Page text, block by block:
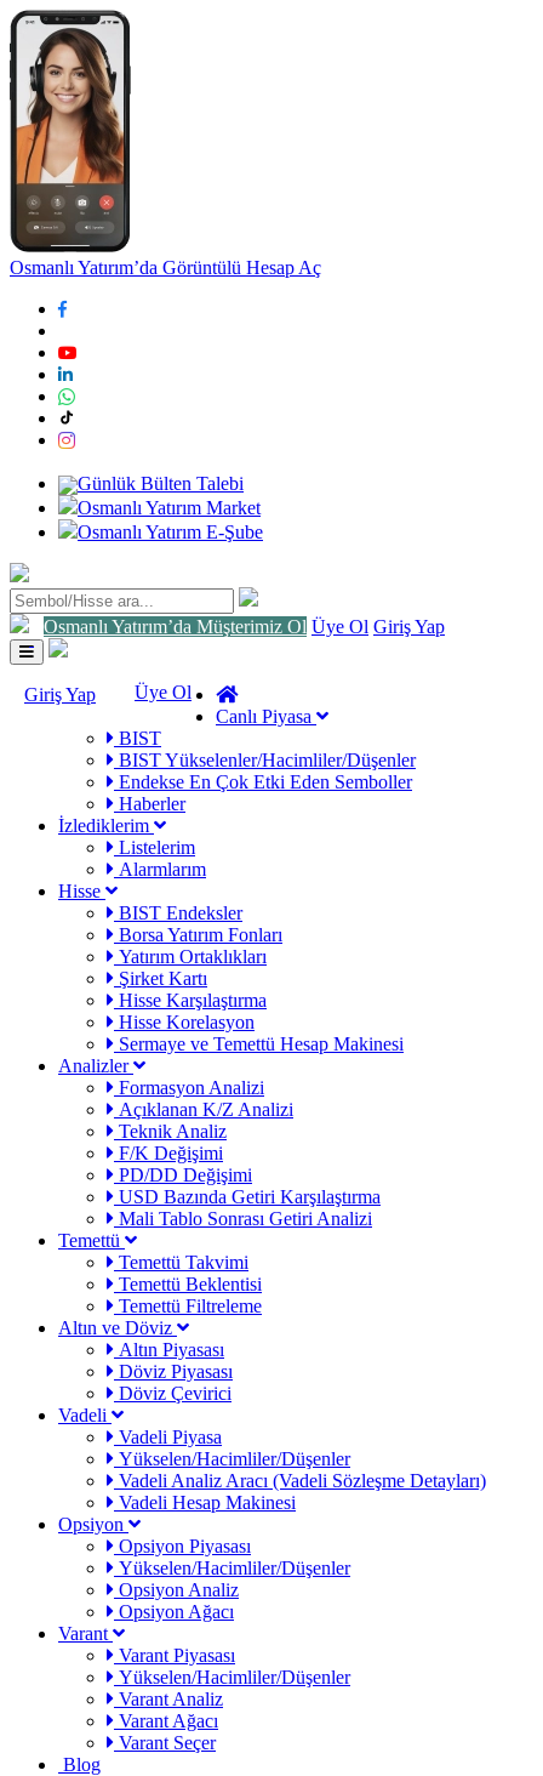
Osmanlı Yatırım’da Görüntülü Hesap Aç
Günlük Bülten Talebi
Osmanlı Yatırım Market
Osmanlı Yatırım E-Şube
Osmanlı Yatırım’da Müşterimiz Ol Üye Ol Giriş Yap
Toggle
navigation
Giriş Yap
Üye Ol
Canlı Piyasa
BIST
BIST Yükselenler/Hacimliler/Düşenler
Endekse En Çok Etki Eden Semboller
Haberler
İzlediklerim
Listelerim
Alarmlarım
Hisse
BIST Endeksler
Borsa Yatırım Fonları
Yatırım Ortaklıkları
Şirket Kartı
Hisse Karşılaştırma
Hisse Korelasyon
Sermaye ve Temettü Hesap Makinesi
Analizler
Formasyon Analizi
Açıklanan K/Z Analizi
Teknik Analiz
F/K Değişimi
PD/DD Değişimi
USD Bazında Getiri Karşılaştırma
Mali Tablo Sonrası Getiri Analizi
Temettü
Temettü Takvimi
Temettü Beklentisi
Temettü Filtreleme
Altın ve Döviz
Altın Piyasası
Döviz Piyasası
Döviz Çevirici
Vadeli
Vadeli Piyasa
Yükselen/Hacimliler/Düşenler
Vadeli Analiz Aracı (Vadeli Sözleşme Detayları)
Vadeli Hesap Makinesi
Opsiyon
Opsiyon Piyasası
Yükselen/Hacimliler/Düşenler
Opsiyon Analiz
Opsiyon Ağacı
Varant
Varant Piyasası
Yükselen/Hacimliler/Düşenler
Varant Analiz
Varant Ağacı
Varant Seçer
Blog